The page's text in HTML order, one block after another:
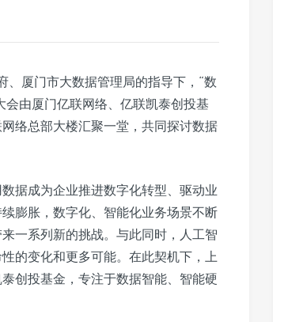
、厦门市大数据管理局的指导下，“数
由厦门亿联网络、亿联凯泰创投基
络总部大楼汇聚一堂，共同探讨数据
据成为企业推进数字化转型、驱动业
膨胀，数字化、智能化业务场景不断
一系列新的挑战。与此同时，人工智
的变化和更多可能。在此契机下，上
创投基金，专注于数据智能、智能硬